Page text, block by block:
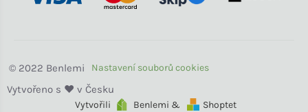
Vytvořili Benlemi & Shoptet
Benlemi